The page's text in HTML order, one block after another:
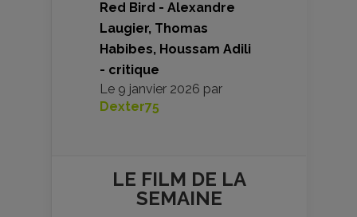
Red Bird - Alexandre
Laugier, Thomas
Habibes, Houssam Adili
- critique
Le 9 janvier 2026 par
Dexter75
LE FILM DE LA
SEMAINE